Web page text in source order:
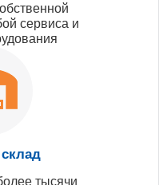
сервиса и
тысячи